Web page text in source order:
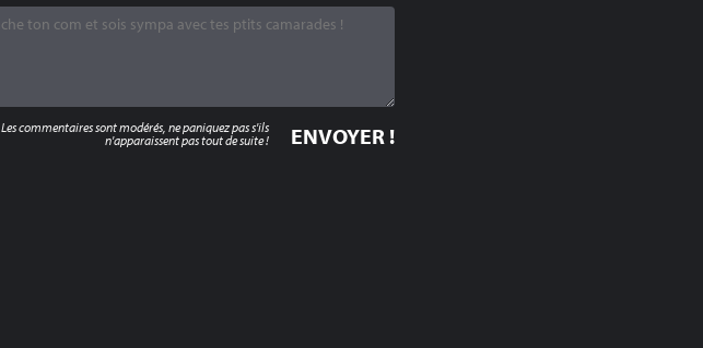
Les commentaires sont modérés, ne paniquez pas s'ils
n'apparaissent pas tout de suite !